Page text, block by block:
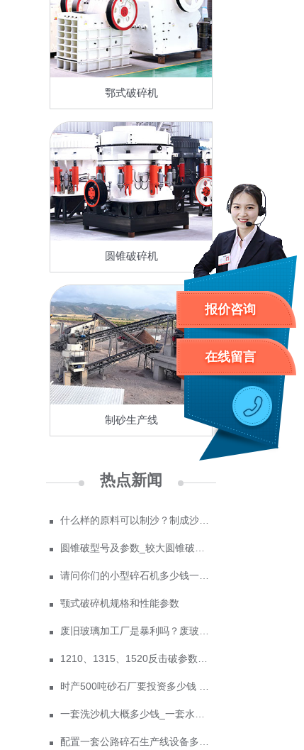
鄂式破碎机
圆锥破碎机
制砂生产线
热点新闻
什么样的原料可以制沙？制成沙子成本多少
圆锥破型号及参数_较大圆锥破碎机型号
请问你们的小型碎石机多少钱一台？
颚式破碎机规格和性能参数
废旧玻璃加工厂是暴利吗？废玻璃加工设备多少钱？
1210、1315、1520反击破参数及价格
时产500吨砂石厂要投资多少钱 政府为什么不支持机制砂？
一套洗沙机大概多少钱_一套水洗砂设备价格
配置一套公路碎石生产线设备多少钱？公路用碎石生产线设备有哪些种类？
报价咨询
在线留言